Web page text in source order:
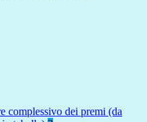
complessivo dei premi (da